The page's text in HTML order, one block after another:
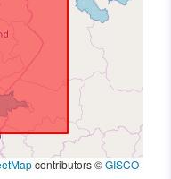
contributors ©GISCO